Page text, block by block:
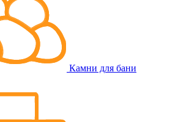
Камни для бани